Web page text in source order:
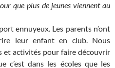
que plus de jeunes viennent au
ennuyeux. Les parents n’ont
leur enfant en club. Nous
et activités pour faire découvrir
c’est dans les écoles que les